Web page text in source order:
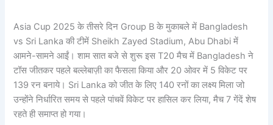
Asia Cup 2025 के तीसरे दिन Group B के मुकाबले में Bangladesh
vs Sri Lanka की टीमें Sheikh Zayed Stadium, Abu Dhabi में
आमने-सामने आईं। शाम सात बजे से शुरू इस T20 मैच में Bangladesh ने
टॉस जीतकर पहले बल्लेबाज़ी का फैसला किया और 20 ओवर में 5 विकेट पर
139 रन बनाये। Sri Lanka को जीत के लिए 140 रनों का लक्ष्य मिला जो
उन्होंने निर्धारित समय से पहले पांचवें विकेट पर हासिल कर लिया, मैच 7 गेंदें शेष
रहते ही समाप्त हो गया।